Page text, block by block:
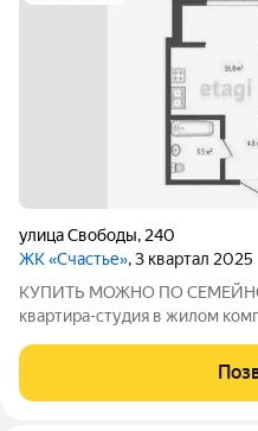
улица Свободы, 240
ЖК «Счастье», 3 квартал 2025
КУПИТЬ МОЖНО ПО
квартира-студия в жилом
современном формате.
оригинальное и